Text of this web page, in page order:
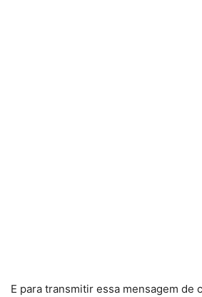
E para transmitir essa mensagem de